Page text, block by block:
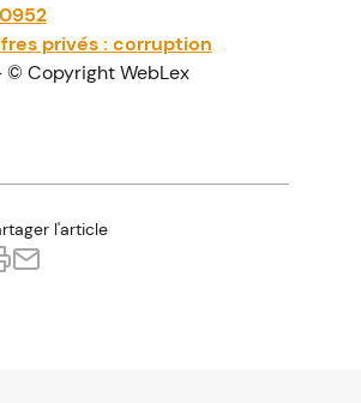
privés : corruption
Copyright WebLex
l'article